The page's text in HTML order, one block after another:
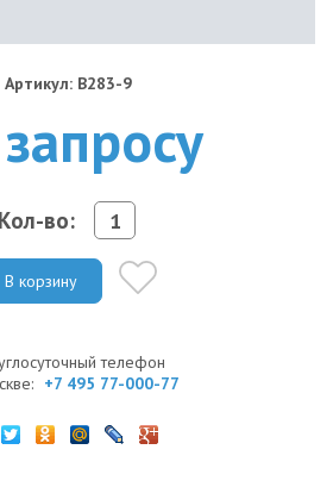
Артикул: B283-9
Кол-во:
В корзину
телефон
+7 495 77-000-77